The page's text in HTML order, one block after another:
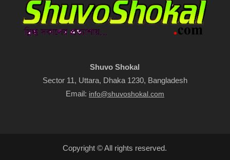
Shuvo Shokal
Sector 11, Uttara, Dhaka 1230, Bangladesh
Email: info@shuvoshokal.com
Copyright © All rights reserved.